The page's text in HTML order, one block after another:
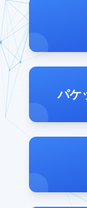
パケ